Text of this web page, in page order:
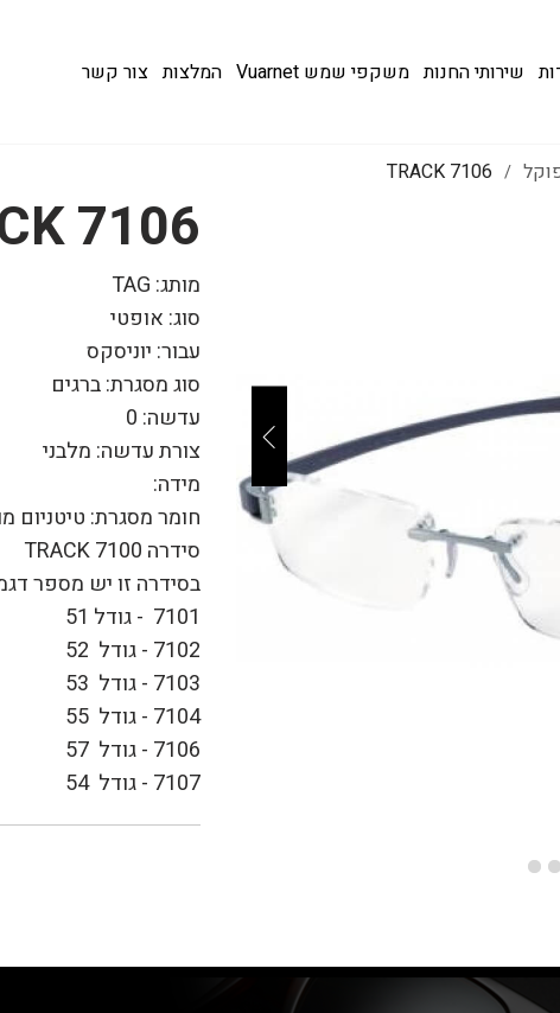
שירותי החנות משקפי שמש Vuarnet המלצות צור קשר
/
7106 TRACK
7106 TRACK
מותג: TAG
סוג: אופטי
עבור: יוניסקס
סוג מסגרת: ברגים
עדשה: 0
צורת עדשה: מלבני
מידה:
חומר מסגרת: טיטניום
סידרה 7100 TRACK
בסידרה זו יש מספר
7101 - גודל 51
7102 - גודל 52
7103 - גודל 53
7104 - גודל 55
7106 - גודל 57
7107 - גודל 54